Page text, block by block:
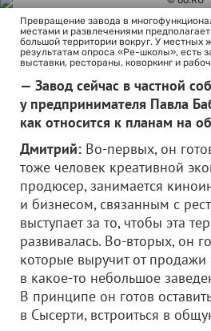
Превращение завода в
местами и развлечениями
большой территории вокруг. У местных
результатам опроса «Ре-школы», есть
выставки, рестораны, коворкинг и
— Завод сейчас в частной
у предпринимателя Павла
как относится к планам на
Дмитрий: Во-первых, он
тоже человек креативной
продюсер, занимается
и бизнесом, связанным с
выступает за то, чтобы эта
развивалась. Во-вторых, он
которые выручит от продажи
в какое-то небольшое
В принципе он готов
в Сысерти, встроиться в